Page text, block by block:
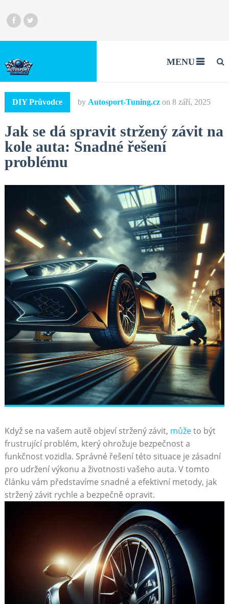
MENU
DIY Průvodce by Autosport-Tuning.cz on 8 září, 2025
Jak se dá spravit stržený závit na
kole auta: Snadné řešení
problému
Když se na vašem autě objeví stržený závit, můžeto být
frustrující problém, který ohrožuje bezpečnost a
funkčnost vozidla. Správné řešení této situace je zásadní
pro udržení výkonu a životnosti vašeho auta. V tomto
článku vám představíme snadné a efektivní metody, jak
stržený závit rychle a bezpečně opravit.